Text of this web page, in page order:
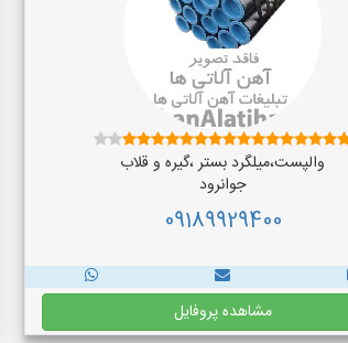
والپست،میلگرد بستر ،گیره و قلاب
جوانرود
09189929400
مشاهده پروفایل